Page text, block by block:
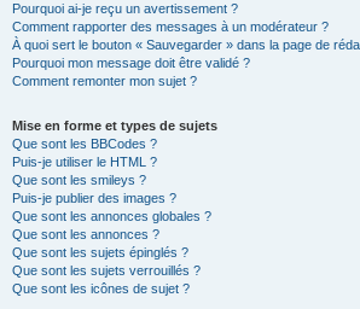
Pourquoi ai-je reçu un avertissement ?
Comment rapporter des messages à un modérateur ?
À quoi sert le bouton « Sauvegarder » dans la page de
Pourquoi mon message doit être validé ?
Comment remonter mon sujet ?
Mise en forme et types de sujets
Que sont les BBCodes ?
Puis-je utiliser le HTML ?
Que sont les smileys ?
Puis-je publier des images ?
Que sont les annonces globales ?
Que sont les annonces ?
Que sont les sujets épinglés ?
Que sont les sujets verrouillés ?
Que sont les icônes de sujet ?